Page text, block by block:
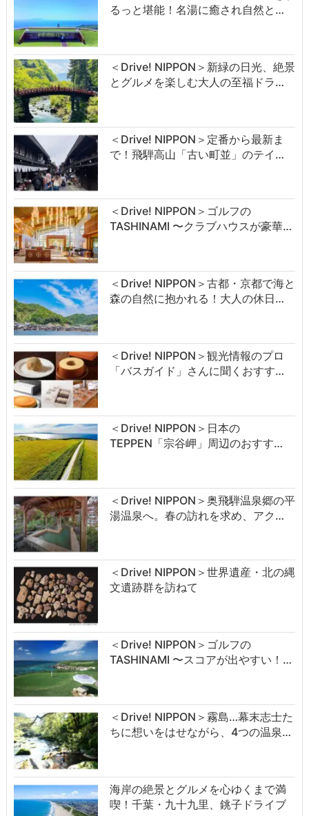
るっと堪能！名湯に癒され自然と…
＜Drive! NIPPON＞新緑の日光、絶景
とグルメを楽しむ大人の至福ドラ…
＜Drive! NIPPON＞定番から最新ま
で！飛騨高山「古い町並」のテイ…
＜Drive! NIPPON＞ゴルフの
TASHINAMI 〜クラブハウスが豪華…
＜Drive! NIPPON＞古都・京都で海と
森の自然に抱かれる！大人の休日…
＜Drive! NIPPON＞観光情報のプロ
「バスガイド」さんに聞くおすす…
＜Drive! NIPPON＞日本の
TEPPEN「宗谷岬」周辺のおすす…
＜Drive! NIPPON＞奥飛騨温泉郷の平
湯温泉へ。春の訪れを求め、アク…
＜Drive! NIPPON＞世界遺産・北の縄
文遺跡群を訪ねて
＜Drive! NIPPON＞ゴルフの
TASHINAMI 〜スコアが出やすい！…
＜Drive! NIPPON＞霧島…幕末志士た
ちに想いをはせながら、4つの温泉…
海岸の絶景とグルメを心ゆくまで満
喫！千葉・九十九里、銚子ドライブ